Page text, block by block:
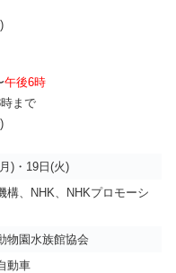
午後6時
まで
)・19日(火)
構、NHK、NHKプロモーシ
物園水族館協会
動車